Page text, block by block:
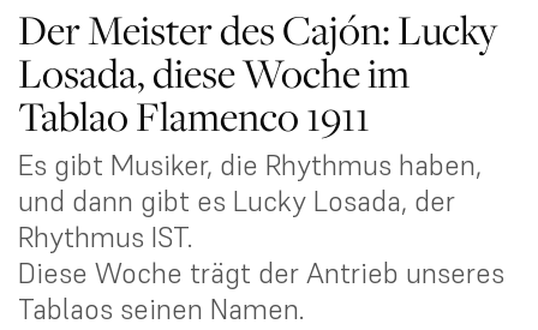
Der Meister des Cajón: Lucky
Losada, diese Woche im
Tablao Flamenco 1911
Es gibt Musiker, die Rhythmus haben,
und dann gibt es Lucky Losada, der
Rhythmus IST.
Diese Woche trägt der Antrieb unseres
Tablaos seinen Namen.